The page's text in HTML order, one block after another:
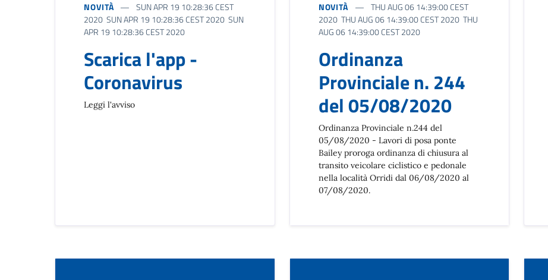
NOVITÀ
SUN APR 19 10:28:36 CEST
2020 SUN APR 19 10:28:36 CEST 2020 SUN
APR 19 10:28:36 CEST 2020
Scarica l'app -
Coronavirus
Leggi l'avviso
NOVITÀ
THU AUG 06 14:39:00 CEST
2020 THU AUG 06 14:39:00 CEST 2020 THU
AUG 06 14:39:00 CEST 2020
Ordinanza
Provinciale n. 244
del 05/08/2020
Ordinanza Provinciale n.244 del
05/08/2020 - Lavori di posa ponte
Bailey proroga ordinanza di chiusura al
transito veicolare ciclistico e pedonale
nella località Orridi dal 06/08/2020 al
07/08/2020.